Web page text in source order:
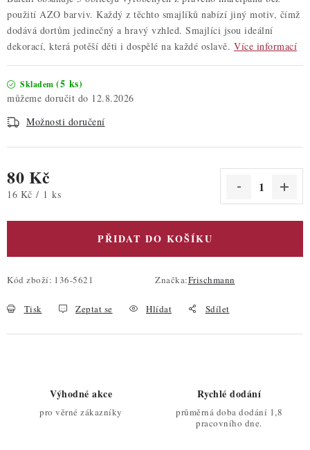
použití AZO barviv. Každý z těchto smajlíků nabízí jiný motiv, čímž
dodává dortům jedinečný a hravý vzhled. Smajlíci jsou ideální
dekorací, která potěší děti i dospělé na každé oslavě. Více informací
Skladem (5 ks)
12.8.2026
Možnosti doručení
80 Kč
Měrná cena:
16 Kč / 1 ks
PŘIDAT DO KOŠÍKU
Kód zboží: 136-5621 Značka:Frischmann
Tisk Zeptat se Hlídat Sdílet
Výhodné akce
pro věrné zákazníky
Rychlé dodání
průměrná doba dodání 1,8
pracovního dne.